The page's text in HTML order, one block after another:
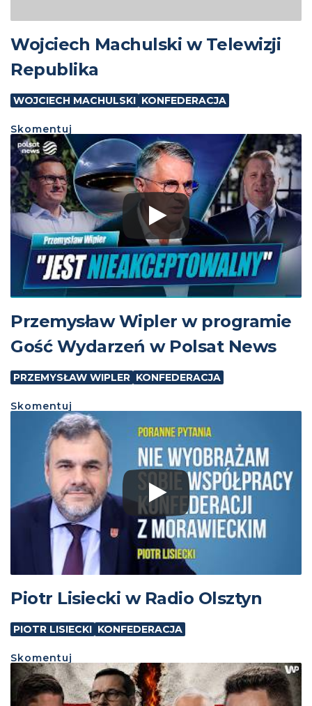
Wojciech Machulski w Telewizji
Republika
WOJCIECH MACHULSKI KONFEDERACJA
Skomentuj
Przemysław Wipler w programie
Gość Wydarzeń w Polsat News
PRZEMYSŁAW WIPLER KONFEDERACJA
Skomentuj
Piotr Lisiecki w Radio Olsztyn
PIOTR LISIECKI KONFEDERACJA
Skomentuj